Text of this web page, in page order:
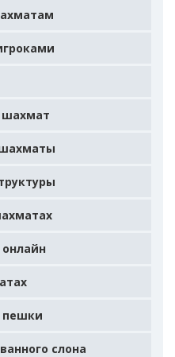
шахмат
пешки
слона